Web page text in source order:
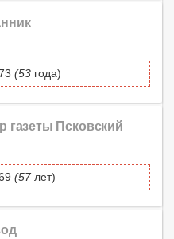
(53 года)
газеты Псковский
(57лет)